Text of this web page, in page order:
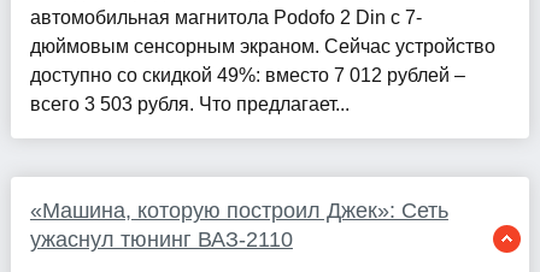
автомобильная магнитола Podofo 2 Din с 7-
дюймовым сенсорным экраном. Сейчас устройство
доступно со скидкой 49%: вместо 7 012 рублей –
всего 3 503 рубля. Что предлагает...
«Машина, которую построил Джек»: Сеть
ужаснул тюнинг ВАЗ-2110